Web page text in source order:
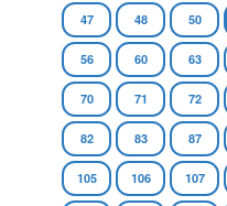
47 48 50
56 60 63
70 71 72
82 83 87
105 106 107